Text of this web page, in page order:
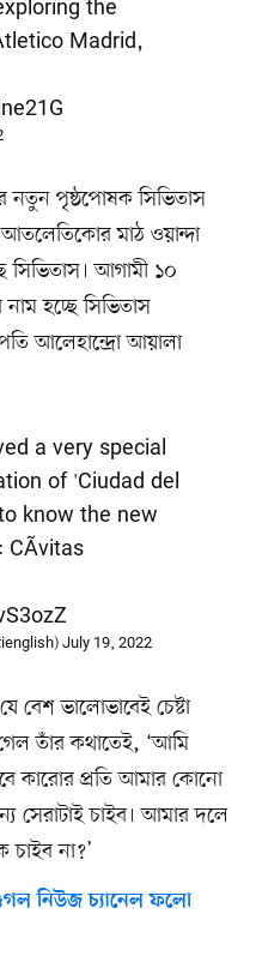
the
Madrid,
নতুন পৃষ্ঠপোষক সিভিতাস
আতলেতিকোর মাঠ ওয়ান্দা
সিভিতাস। আগামী ১০
হচ্ছে সিভিতাস
আলেহান্দ্রো আয়ালা
a very special
of 'Ciudad del
know the new
CÃ­vitas
July 19, 2022
বেশ ভালোভাবেই চেষ্টা
গেল তাঁর কথাতেই, ‘আমি
কারোর প্রতি আমার কোনো
সেরাটাই চাইব। আমার দলে
চাইব না?’
নিউজ চ্যানেল ফলো